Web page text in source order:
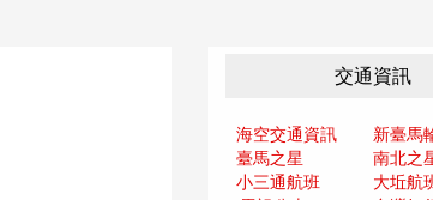
交通資訊
海空交通資訊
新臺馬
臺馬之星
南北之
小三通航班
大坵航